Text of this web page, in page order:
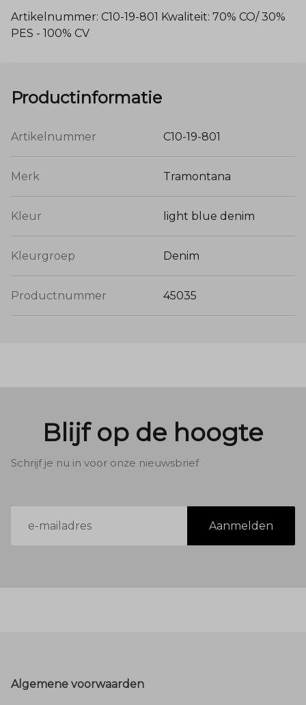
Artikelnummer: C10-19-801 Kwaliteit: 70% CO/ 30%
PES - 100% CV
Productinformatie
Artikelnummer C10-19-801
Merk Tramontana
Kleur light blue denim
Kleurgroep Denim
Productnummer 45035
Blijf op de hoogte
Schrijf je nu in voor onze nieuwsbrief
mailadres
Aanmelden
Footer
Algemene voorwaarden